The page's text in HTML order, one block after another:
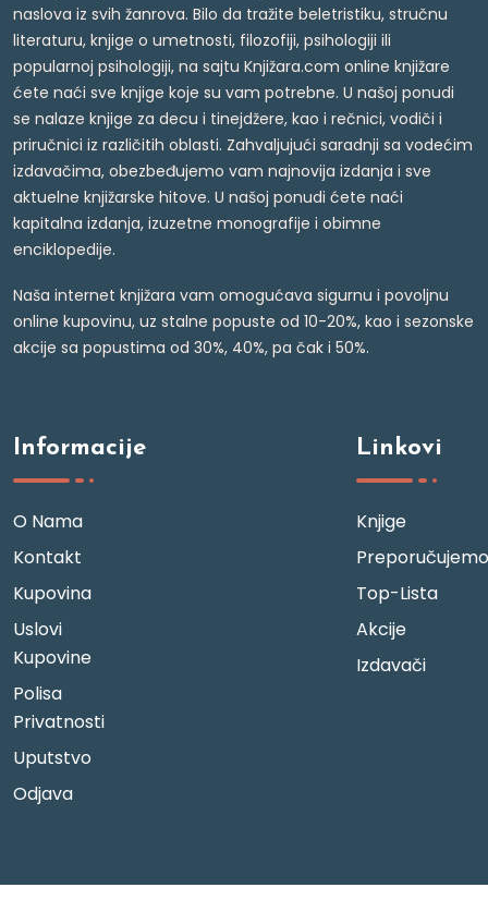
naslova iz svih žanrova. Bilo da tražite beletristiku, stručnu
literaturu, knjige o umetnosti, filozofiji, psihologiji ili
popularnoj psihologiji, na sajtu Knjižara.com online knjižare
ćete naći sve knjige koje su vam potrebne. U našoj ponudi
se nalaze knjige za decu i tinejdžere, kao i rečnici, vodiči i
priručnici iz različitih oblasti. Zahvaljujući saradnji sa vodećim
izdavačima, obezbeđujemo vam najnovija izdanja i sve
aktuelne knjižarske hitove. U našoj ponudi ćete naći
kapitalna izdanja, izuzetne monografije i obimne
enciklopedije.
Naša internet knjižara vam omogućava sigurnu i povoljnu
online kupovinu, uz stalne popuste od 10-20%, kao i sezonske
akcije sa popustima od 30%, 40%, pa čak i 50%.
Informacije
O Nama
Kontakt
Kupovina
Uslovi
Kupovine
Polisa
Privatnosti
Uputstvo
Odjava
Linkovi
Knjige
Preporučujemo
Top-Lista
Akcije
Izdavači